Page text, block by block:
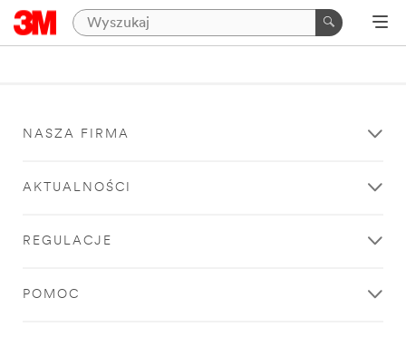
NASZA FIRMA
AKTUALNOŚCI
REGULACJE
POMOC